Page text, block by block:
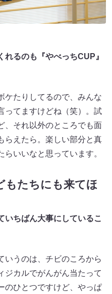
るのも『やべっちCUP』
ケたりしてるので、みんな
ってますけどね（笑）。試
、それ以外のところでも面
らえたら。楽しい部分と真
いいなと思っています。
もたちにも来てほ
ちばん大事にしているこ
いうのは、チビのころから
ジカルでがんがん当たって
のひとつですけど、やっぱ